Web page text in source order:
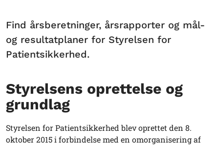
Find årsberetninger, årsrapporter og mål-
og resultatplaner for Styrelsen for
Patientsikkerhed.
Styrelsens oprettelse og
grundlag
Styrelsen for Patientsikkerhed blev oprettet den 8.
oktober 2015 i forbindelse med en omorganisering af